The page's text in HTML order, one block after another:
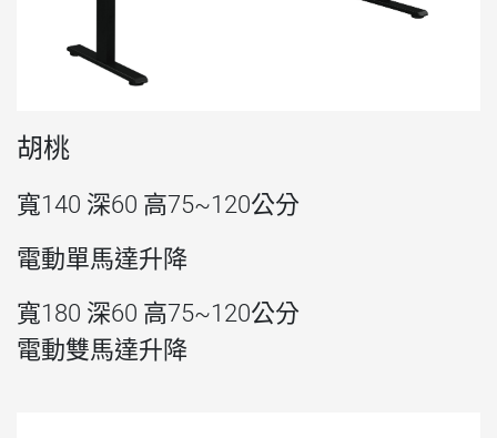
胡桃
寬140 深60 高75~120公分
電動單馬達升降
寬180 深60 高75~120公分
電動雙馬達升降